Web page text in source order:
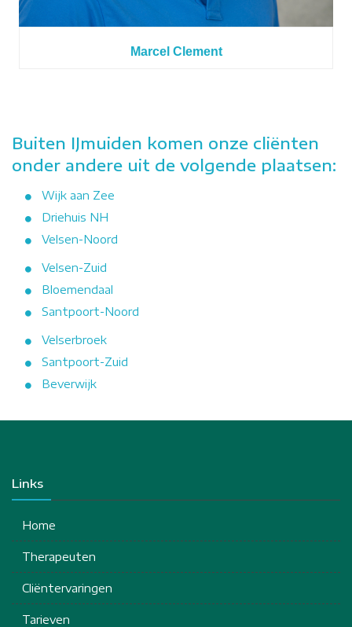
Marcel Clement
Buiten IJmuiden komen onze cliënten
onder andere uit de volgende plaatsen:
Wijk aan Zee
Driehuis NH
Velsen-Noord
Velsen-Zuid
Bloemendaal
Santpoort-Noord
Velserbroek
Santpoort-Zuid
Beverwijk
Links
Home
Therapeuten
Cliëntervaringen
Tarieven